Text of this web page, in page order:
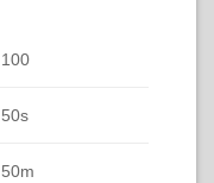
100
50s
50m